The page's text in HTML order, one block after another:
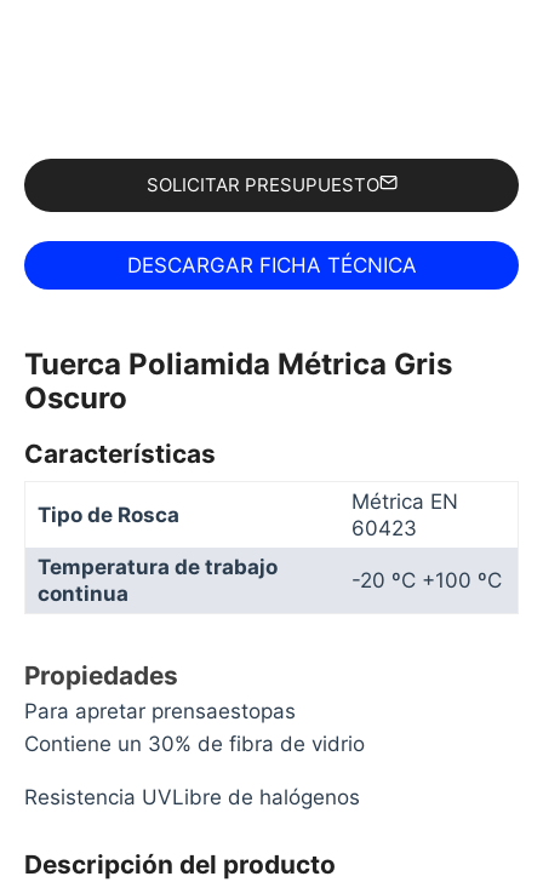
SOLICITAR PRESUPUESTO
Tuerca Poliamida Métrica Gris
Oscuro
Características
Tipo de Rosca
Métrica EN
60423
Temperatura de trabajo
continua
-20 ºC +100 ºC
Propiedades
Para apretar prensaestopas
Contiene un 30% de fibra de vidrio
Resistencia UVLibre de halógenos
Descripción del producto